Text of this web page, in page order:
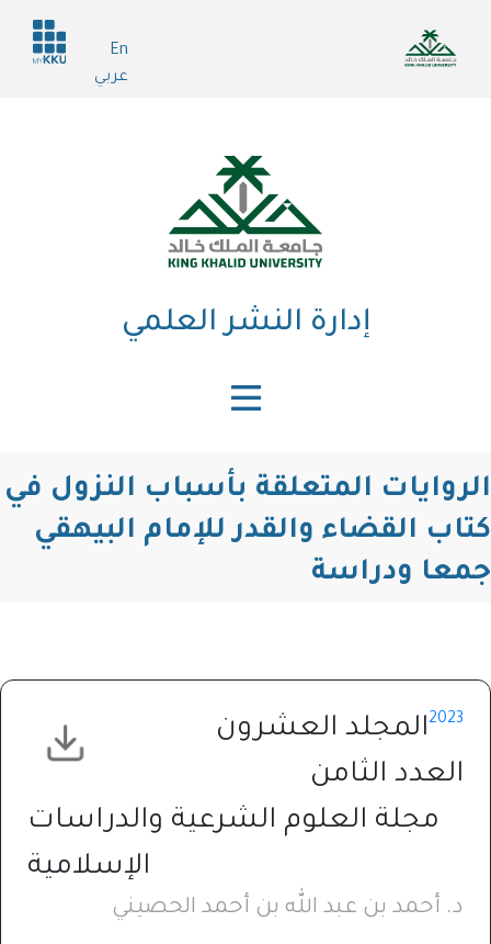
المحتوى
En
عربي
Header
services
إدارة النشر العلمي
الروايات المتعلقة بأسباب النزول في
كتاب القضاء والقدر للإمام البيهقي
جمعا ودراسة
2023المجلد العشرون
العدد الثامن
مجلة العلوم الشرعية والدراسات
الإسلامية
د. أحمد بن عبد الله بن أحمد الحصيني